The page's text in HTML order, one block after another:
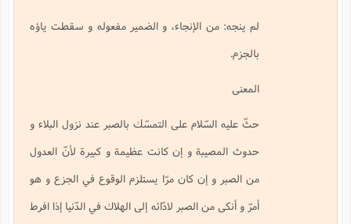
لم ينجه: من الإنجاء، و الضمير مفعوله و سقطت ياؤه
بالجزم.
المعنى
حثّ عليه السّلام على التمسّك بالصبر عند نزول البلاء و
حدوث المصيبة و إن كانت عظيمة و كبيرة لأنّ العدول
من الصبر و إن كان مرّا يستلزم الوقوع في الجزع و هو
أمرّ و أنكى من الصبر لادّائه إلى الهلاك في الدّنيا إذا افرط